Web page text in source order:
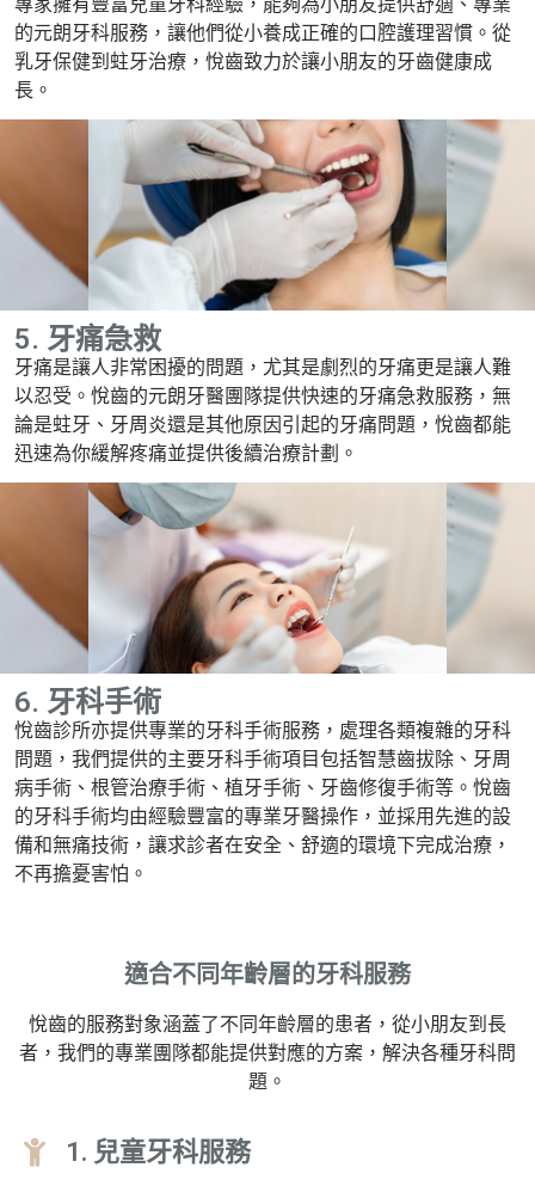
的元朗牙科服務，讓他們從小養成正確的口腔護理習慣。從
乳牙保健到蛀牙治療，悅齒致力於讓小朋友的牙齒健康成
長。
5. 牙痛急救
牙痛是讓人非常困擾的問題，尤其是劇烈的牙痛更是讓人難
以忍受。悅齒的元朗牙醫團隊提供快速的牙痛急救服務，無
論是蛀牙、牙周炎還是其他原因引起的牙痛問題，悅齒都能
迅速為你緩解疼痛並提供後續治療計劃。
6. 牙科手術
悅齒診所亦提供專業的牙科手術服務，處理各類複雜的牙科
問題，我們提供的主要牙科手術項目包括智慧齒拔除、牙周
病手術、根管治療手術、植牙手術、牙齒修復手術等。悅齒
的牙科手術均由經驗豐富的專業牙醫操作，並採用先進的設
備和無痛技術，讓求診者在安全、舒適的環境下完成治療，
不再擔憂害怕。
適合不同年齡層的牙科服務
悅齒的服務對象涵蓋了不同年齡層的患者，從小朋友到長
者，我們的專業團隊都能提供對應的方案，解決各種牙科問
題。
1. 兒童牙科服務